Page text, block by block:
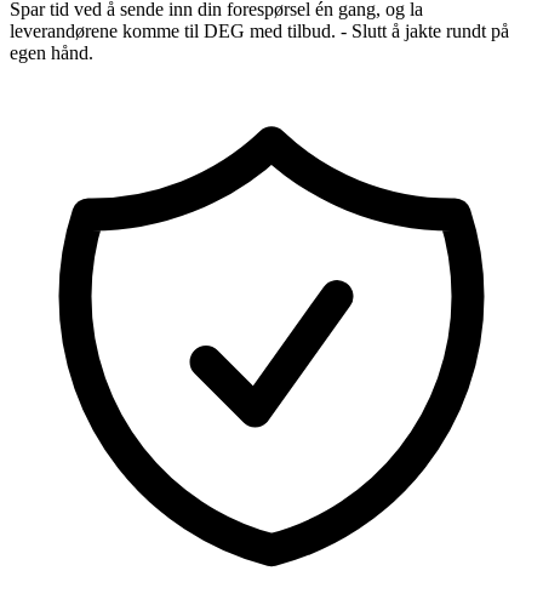
Spar tid ved å sende inn din forespørsel én gang, og la
leverandørene komme til DEG med tilbud. - Slutt å jakte rundt på
egen hånd.